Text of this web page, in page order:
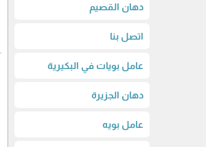
دهان القصيم
اتصل بنا
عامل بويات في البكيرية
دهان الجزيرة
عامل بويه